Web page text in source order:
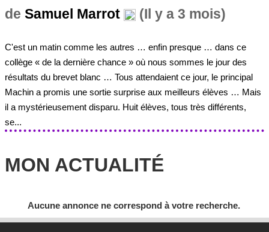
de Samuel Marrot (Il y a 3 mois)
C'est un matin comme les autres … enfin presque … dans ce
collège « de la dernière chance » où nous sommes le jour des
résultats du brevet blanc … Tous attendaient ce jour, le principal
Machin a promis une sortie surprise aux meilleurs élèves … Mais
il a mystérieusement disparu. Huit élèves, tous très différents,
se...
MON ACTUALITÉ
Aucune annonce ne correspond à votre recherche.